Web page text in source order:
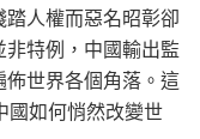
人權而惡名昭彰卻
特例，中國輸出監
世界各個角落。這
國如何悄然改變世